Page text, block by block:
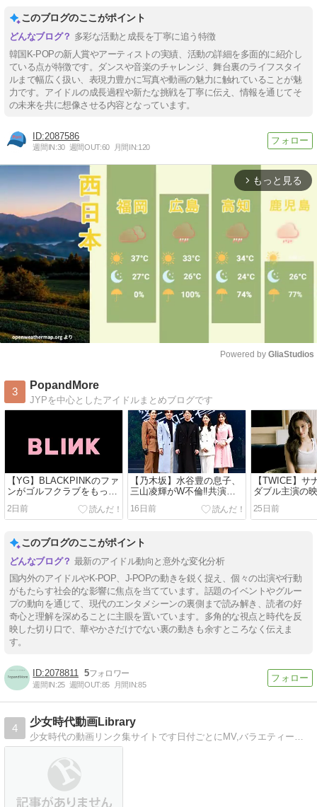
このブログのここがポイント
多彩な活動と成長を丁寧に追う特徴
韓国K-POPの新人賞やアーティストの実績、活動の詳細を多面的に紹介し
ている点が特徴です。ダンスや音楽のチャレンジ、舞台裏のライフスタイ
ルまで幅広く扱い、表現力豊かに写真や動画の魅力に触れていることが魅
力です。アイドルの成長過程や新たな挑戦を丁寧に伝え、情報を通じてそ
の未来を共に想像させる内容となっています。
2087586
週間IN:30 週間OUT:60 月間IN:120
arrow_forward_ios もっと見る
Powered by GliaStudios
3
PopandMore
JYPを中心としたアイドルまとめブログです
【YG】BLACKPINKのファ
ンがゴルフクラブをもって
事務所を襲撃‼
2日前
【乃木坂】水谷豊の息子、
三山凌輝がW不倫‼共演し
た久保史緒里と中村麗乃が
心配な件
16日前
【TWICE】サ
ダブル主演の
初挑戦‼
25日前
このブログのここがポイント
最新のアイドル動向と意外な変化分析
国内外のアイドルやK-POP、J-POPの動きを鋭く捉え、個々の出演や行動
がもたらす社会的な影響に焦点を当てています。話題のイベントやグルー
プの動向を通じて、現代のエンタメシーンの裏側まで読み解き、読者の好
奇心と理解を深めることに主眼を置いています。多角的な視点と時代を反
映した切り口で、華やかさだけでない裏の動きも余すところなく伝えま
す。
2078811 5
週間IN:25 週間OUT:85 月間IN:85
4
少女時代動画Library
少女時代の動画リンク集サイトです日付ごとにMV,バラエティー、Live動画を紹介しています。